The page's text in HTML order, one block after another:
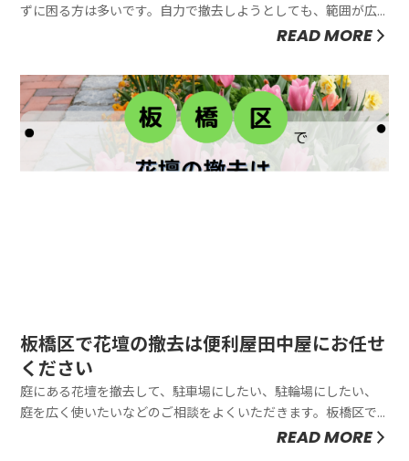
ずに困る方は多いです。自力で撤去しようとしても、範囲が広
すぎて難しいケースもあります。特に初心者の方は、そもそも
「田中屋」では、つた・ツルの撤去作業を1面1フロアあたり
18,000円～で対応...
READ MORE
板橋区で花壇の撤去は便利屋田中屋にお任せ
ください
庭にある花壇を撤去して、駐車場にしたい、駐輪場にしたい、
庭を広く使いたいなどのご相談をよくいただきます。板橋区で
花壇の撤去に関してお困りの方は、便利屋「田中屋」にご相談
READ MORE